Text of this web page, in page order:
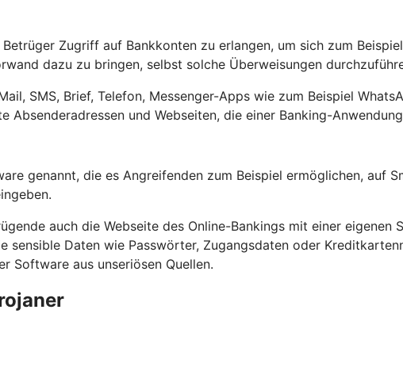
Zugriff auf Bankkonten zu erlangen, um sich zum
dazu zu bringen, selbst solche Überweisungen
SMS, Brief, Telefon, Messenger-Apps wie zum Beispiel
Absenderadressen und Webseiten, die einer Banking-
genannt, die es Angreifenden zum Beispiel ermöglichen, auf
auch die Webseite des Online-Bankings mit einer
sensible Daten wie Passwörter, Zugangsdaten oder
Software aus unseriösen Quellen.